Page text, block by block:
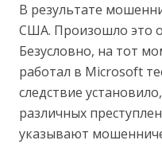
В результате
США. Произошло это
Безусловно, на тот
работал в Microsoft
следствие
различных
указывают